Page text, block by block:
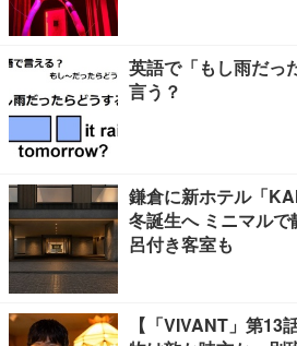
英語で「もし雨だっ
言う？
鎌倉に新ホテル「
冬誕生へ ミニマル
呂付き客室も
【「VIVANT」第13